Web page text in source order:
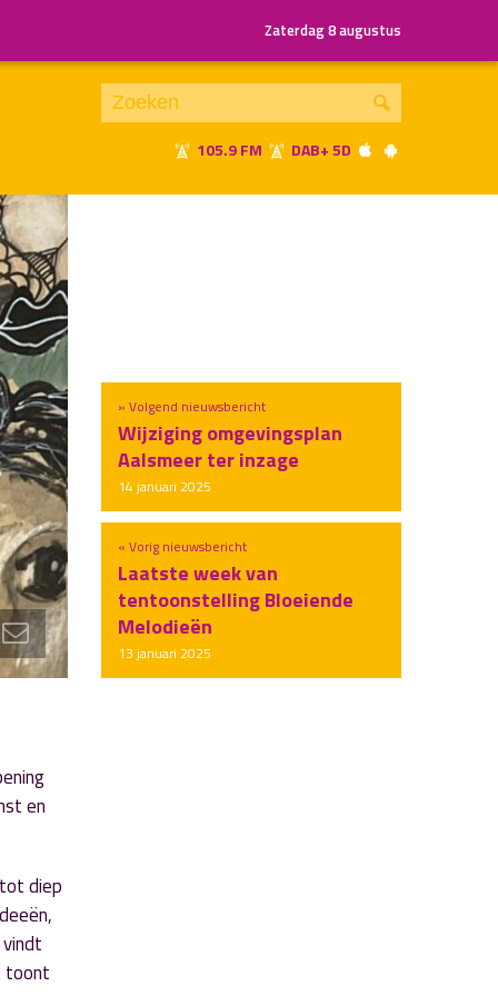
Zaterdag 8 augustus
105.9 FM DAB+ 5D
« Vorig nieuwsbericht
Laatste week van
tentoonstelling Bloeiende
Melodieën
13 januari 2025
» Volgend nieuwsbericht
Wijziging omgevingsplan
Aalsmeer ter inzage
14 januari 2025
en
diep
toont